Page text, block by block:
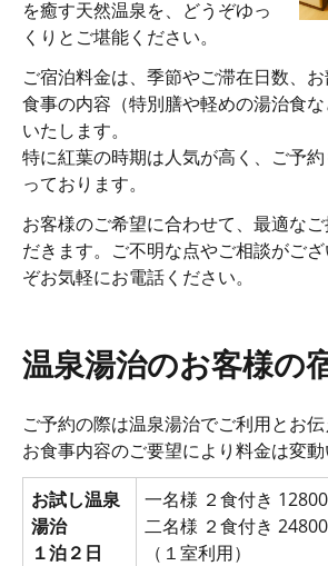
を癒す天然温泉を、どうぞゆっ
くりとご堪能ください。
ご宿泊料金は、季節やご滞在日数、
食事の内容（特別膳や軽めの湯治食
いたします。
特に紅葉の時期は人気が高く、ご予
っております。
お客様のご希望に合わせて、最適な
だきます。ご不明な点やご相談がご
ぞお気軽にお電話ください。
温泉湯治のお客様の
ご予約の際は温泉湯治でご利用とお伝
お食事内容のご要望により料金は変動
お試し温泉
湯治
１泊２日
一名様 ２食付き
二名様 ２食付き
（１室利用）